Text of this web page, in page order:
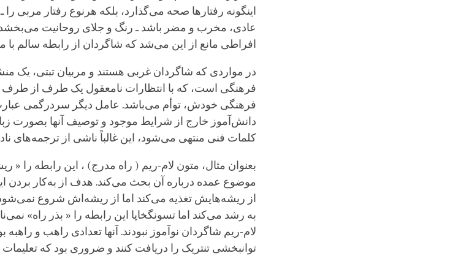
اینگونه رفتارها صحه می‌گذارد، بلکه هرنوع رفتار مربی را
عادی، مخرب و مضر باشد ـ رنگ و جلای روحانیت
افراطی مانع از این می‌شد که شاگردان از رابطه سالم با
در مواردی که شاگردان غربی هستند و مربیان تبتی، یک
فرهنگی است، که با انتظارات نامعقول یک طرف از طرف
فرهنگی خودش، توأم می‌باشد. عامل دیگر سردرگمی
دانش‌آموز خارج از شرایط موجود و توصیف آنها بصورت
کلمات فنی منتهی می‌شود، این غالباً ناشی از ترجمه‌های
بعنوان مثال، متون لام-ریم ( راه مدرج) ، این رابطه را «
موضوع عمده درباره آن بحث می‌کند. هدف از به‌کار بردن
از ریشه‌هایش تغذیه می‌کند اما از ریشه‌اش شروع
به رشد می‌کند اما تسونگخاپا این رابطه را « بذر راه»
لام-ریم شاگردان نوآموز نبودند. آنها تعدادی راهب و راهبه
توانبخشی تنتریک را دریافت کنند و ضروری بود که تعلیمات